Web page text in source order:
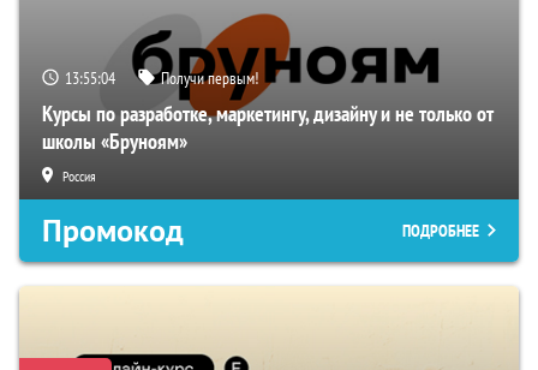
13:55:03 Получи первым!
Курсы по разработке, маркетингу, дизайну и не только от
школы «Бруноям»
Россия
Промокод ПОДРОБНЕЕ